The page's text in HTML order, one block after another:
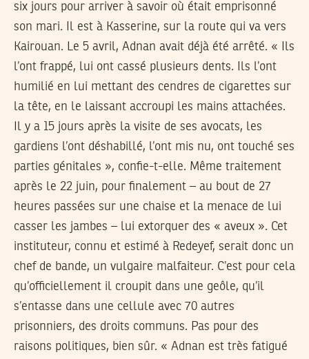
six jours pour arriver à savoir où était emprisonné
son mari. Il est à Kasserine, sur la route qui va vers
Kairouan. Le 5 avril, Adnan avait déjà été arrêté. « Ils
l’ont frappé, lui ont cassé plusieurs dents. Ils l’ont
humilié en lui mettant des cendres de cigarettes sur
la tête, en le laissant accroupi les mains attachées.
Il y a 15 jours après la visite de ses avocats, les
gardiens l’ont déshabillé, l’ont mis nu, ont touché ses
parties génitales », confie-t-elle. Même traitement
après le 22 juin, pour finalement – au bout de 27
heures passées sur une chaise et la menace de lui
casser les jambes – lui extorquer des « aveux ». Cet
instituteur, connu et estimé à Redeyef, serait donc un
chef de bande, un vulgaire malfaiteur. C’est pour cela
qu’officiellement il croupit dans une geôle, qu’il
s’entasse dans une cellule avec 70 autres
prisonniers, des droits communs. Pas pour des
raisons politiques, bien sûr. « Adnan est très fatigué